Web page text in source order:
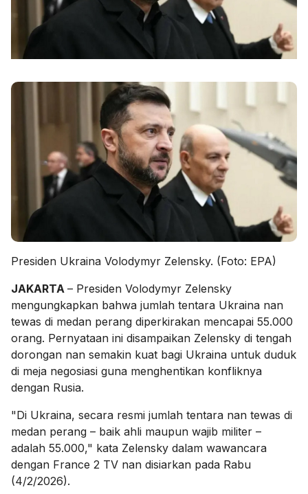
Presiden Ukraina Volodymyr Zelensky. (Foto: EPA)
JAKARTA – Presiden Volodymyr Zelensky
mengungkapkan bahwa jumlah tentara Ukraina nan
tewas di medan perang diperkirakan mencapai 55.000
orang. Pernyataan ini disampaikan Zelensky di tengah
dorongan nan semakin kuat bagi Ukraina untuk duduk
di meja negosiasi guna menghentikan konfliknya
dengan Rusia.
"Di Ukraina, secara resmi jumlah tentara nan tewas di
medan perang – baik ahli maupun wajib militer –
adalah 55.000," kata Zelensky dalam wawancara
dengan France 2 TV nan disiarkan pada Rabu
(4/2/2026).